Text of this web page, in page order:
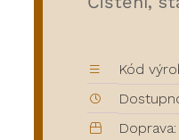
Kód
Doprava: